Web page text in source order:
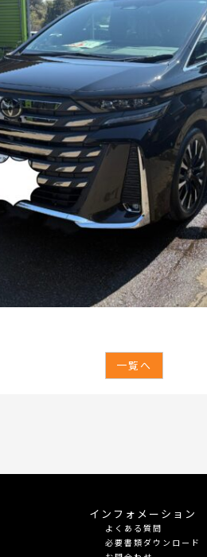
一覧へ
インフォメーション
よくある質問
必要書類ダウンロード